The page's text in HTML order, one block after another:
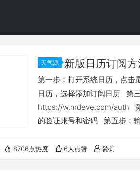
天气源 新版日历订阅
第一步：打开系统日历，点
日历，选择添加订阅日历 第
https://w.mdeve.com/auth
的验证账号和密码 第五步：
8706点热度 6人点赞 路灯